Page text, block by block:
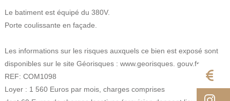
Le batiment est équipé du 380V.
Porte coulissante en façade.
Les informations sur les risques auxquels ce bien est exposé sont
disponibles sur le site Géorisques : www.georisques. gouv.fr
REF: COM1098
Loyer : 1 560 Euros par mois, charges comprises